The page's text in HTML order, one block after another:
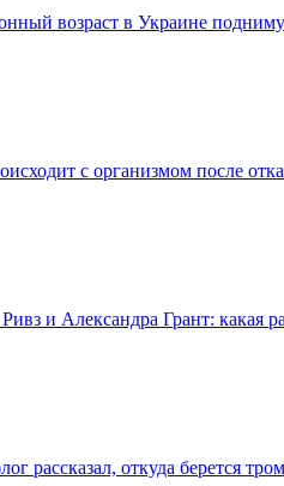
возраст в Украине
с организмом после
и Александра Грант: какая
рассказал, откуда берется